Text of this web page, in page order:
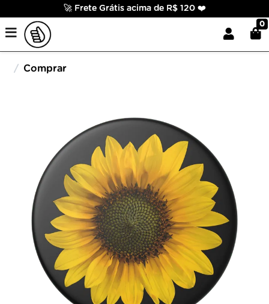
🚀 Frete Grátis acima de R$ 120 ❤️
0
Comprar